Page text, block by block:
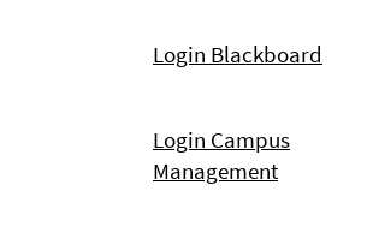
Login Blackboard
Login Campus
Management